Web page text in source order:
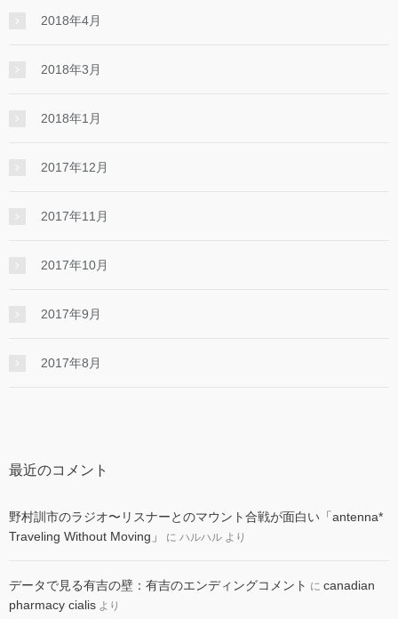
2018年4月
2018年3月
2018年1月
2017年12月
2017年11月
2017年10月
2017年9月
2017年8月
最近のコメント
野村訓市のラジオ〜リスナーとのマウント合戦が面白い「antenna*
Traveling Without Moving」
に ハルハル より
データで見る有吉の壁：有吉のエンディングコメント に canadian
pharmacy cialis より